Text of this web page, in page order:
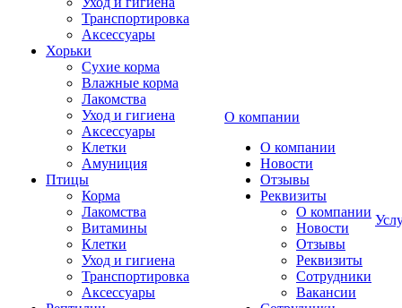
Транспортировка
Аксессуары
Хорьки
Сухие корма
Влажные корма
Лакомства
Уход и гигиена
Аксессуары
Клетки
Амуниция
Птицы
Корма
Лакомства
Витамины
Клетки
Уход и гигиена
Транспортировка
Аксессуары
О компании
О компании
Новости
Отзывы
Реквизиты
О компании
Новости
Отзывы
Реквизиты
Сотрудники
Вакансии